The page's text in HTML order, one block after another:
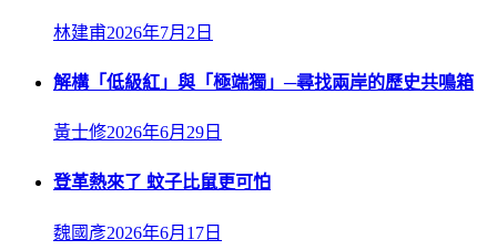
林建甫2026年7月2日
解構「低級紅」與「極端獨」─尋找兩岸的歷史共鳴箱
黃士修2026年6月29日
登革熱來了 蚊子比鼠更可怕
魏國彥2026年6月17日